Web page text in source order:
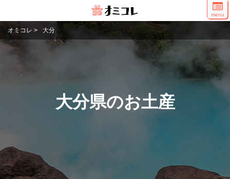
menu
オミコレ > 大分
大分県のお土産